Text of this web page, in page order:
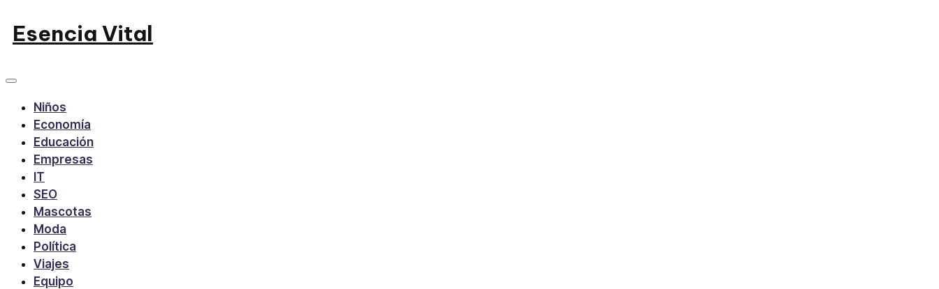
Saltar
al
Esencia Vital
Niños
Economía
Educación
Empresas
IT
SEO
Mascotas
Moda
Política
Viajes
Equipo